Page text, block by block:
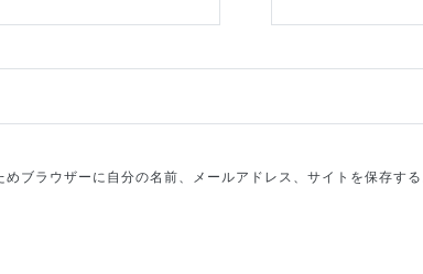
ブラウザーに自分の名前、メールアドレス、サイトを保存する